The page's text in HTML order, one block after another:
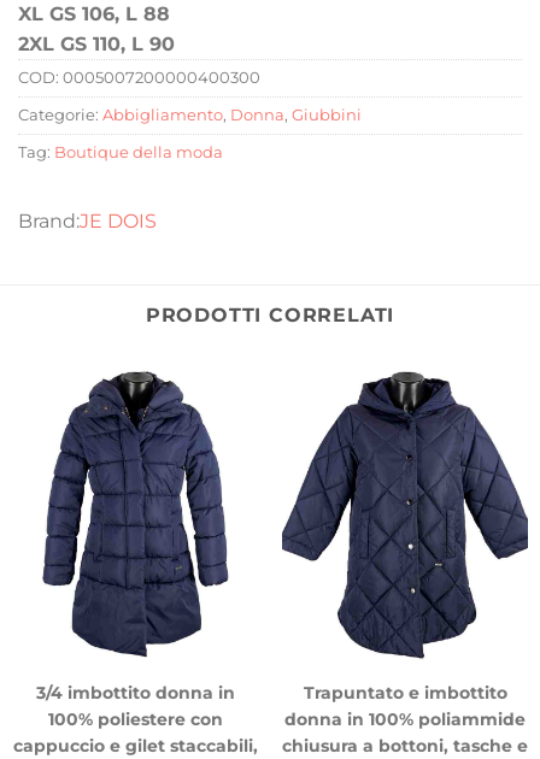
XL GS 106, L 88
2XL GS 110, L 90
COD: 0005007200000400300
Categorie: Abbigliamento, Donna, Giubbini
Tag: Boutique della moda
JE DOIS
PRODOTTI CORRELATI
3/4 imbottito donna in
100% poliestere con
cappuccio e gilet staccabili,
Trapuntato e imbottito
donna in 100% poliammide
chiusura a bottoni, tasche e